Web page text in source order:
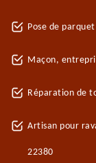
Pose de
Maçon,
Réparation de
Artisan pour
22380